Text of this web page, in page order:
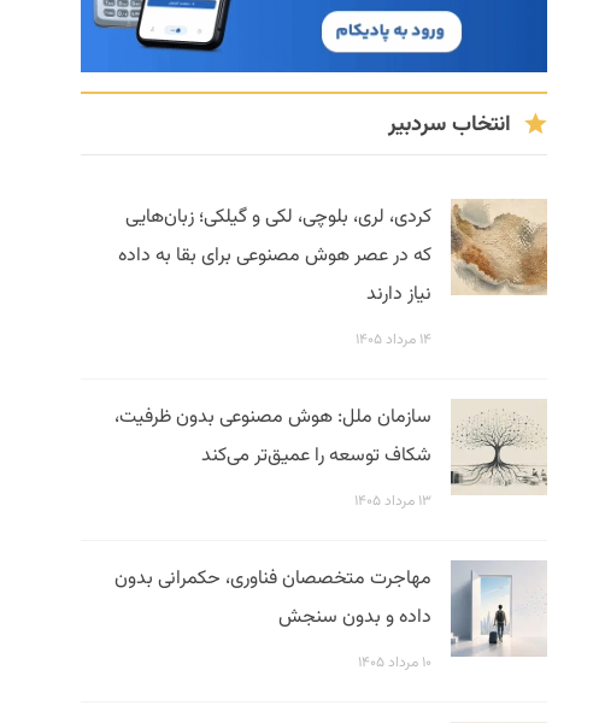
انتخاب سردبیر
کردی، لری، بلوچی، لکی و گیلکی؛ زبان‌هایی
که در عصر هوش مصنوعی برای بقا به داده
نیاز دارند
۱۴ مرداد ۱۴۰۵
سازمان ملل: هوش مصنوعی بدون ظرفیت،
شکاف توسعه را عمیق‌تر می‌کند
۱۳ مرداد ۱۴۰۵
مهاجرت متخصصان فناوری، حکمرانی بدون
داده و بدون سنجش
۱۰ مرداد ۱۴۰۵